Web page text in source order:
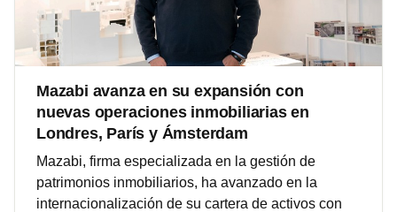
Mazabi avanza en su expansión con
nuevas operaciones inmobiliarias en
Londres, París y Ámsterdam
Mazabi, firma especializada en la gestión de
patrimonios inmobiliarios, ha avanzado en la
internacionalización de su cartera de activos con